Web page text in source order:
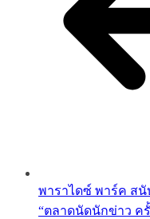
พาราไดซ์ พาร์ค ส
“ตลาดนัดนักข่าว ค